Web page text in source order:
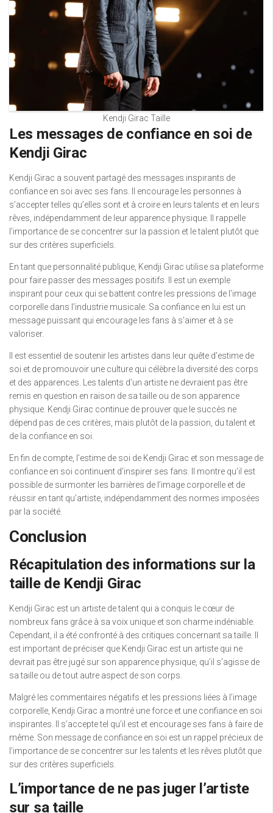
Kendji Girac Taille
Les messages de confiance en soi de
Kendji Girac
Kendji Girac a souvent partagé des messages inspirants de
confiance en soi avec ses fans. Il encourage les personnes à
s’accepter telles qu’elles sont et à croire en leurs talents et en leurs
rêves, indépendamment de leur apparence physique. Il rappelle
l’importance de se concentrer sur la passion et le talent plutôt que
sur des critères superficiels.
En tant que personnalité publique, Kendji Girac utilise sa plateforme
pour faire passer des messages positifs. Il est un exemple
inspirant pour ceux qui se battent contre les pressions de l’image
corporelle dans l’industrie musicale. Sa confiance en lui est un
message puissant qui encourage les fans à s’aimer et à se
valoriser.
Il est essentiel de soutenir les artistes dans leur quête d’estime de
soi et de promouvoir une culture qui célèbre la diversité des corps
et des apparences. Les talents d’un artiste ne devraient pas être
remis en question en raison de sa taille ou de son apparence
physique. Kendji Girac continue de prouver que le succès ne
dépend pas de ces critères, mais plutôt de la passion, du talent et
de la confiance en soi.
En fin de compte, l’estime de soi de Kendji Girac et son message de
confiance en soi continuent d’inspirer ses fans. Il montre qu’il est
possible de surmonter les barrières de l’image corporelle et de
réussir en tant qu’artiste, indépendamment des normes imposées
par la société.
Conclusion
Récapitulation des informations sur la
taille de Kendji Girac
Kendji Girac est un artiste de talent qui a conquis le cœur de
nombreux fans grâce à sa voix unique et son charme indéniable.
Cependant, il a été confronté à des critiques concernant sa taille. Il
est important de préciser que Kendji Girac est un artiste qui ne
devrait pas être jugé sur son apparence physique, qu’il s’agisse de
sa taille ou de tout autre aspect de son corps.
Malgré les commentaires négatifs et les pressions liées à l’image
corporelle, Kendji Girac a montré une force et une confiance en soi
inspirantes. Il s’accepte tel qu’il est et encourage ses fans à faire de
même. Son message de confiance en soi est un rappel précieux de
l’importance de se concentrer sur les talents et les rêves plutôt que
sur des critères superficiels.
L’importance de ne pas juger l’artiste
sur sa taille